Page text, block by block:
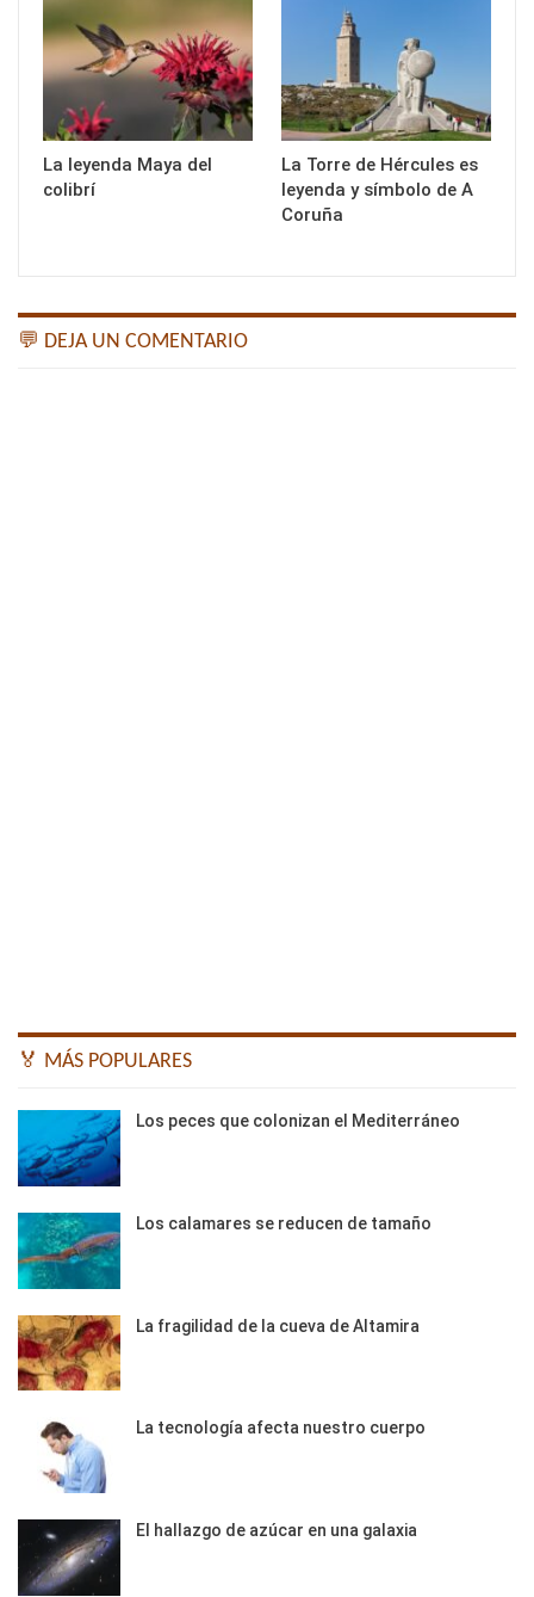
La leyenda Maya del
colibrí
La Torre de Hércules es
leyenda y símbolo de A
Coruña
💬 DEJA UN COMENTARIO
🏅 MÁS POPULARES
Los peces que colonizan el Mediterráneo
Los calamares se reducen de tamaño
La fragilidad de la cueva de Altamira
La tecnología afecta nuestro cuerpo
El hallazgo de azúcar en una galaxia